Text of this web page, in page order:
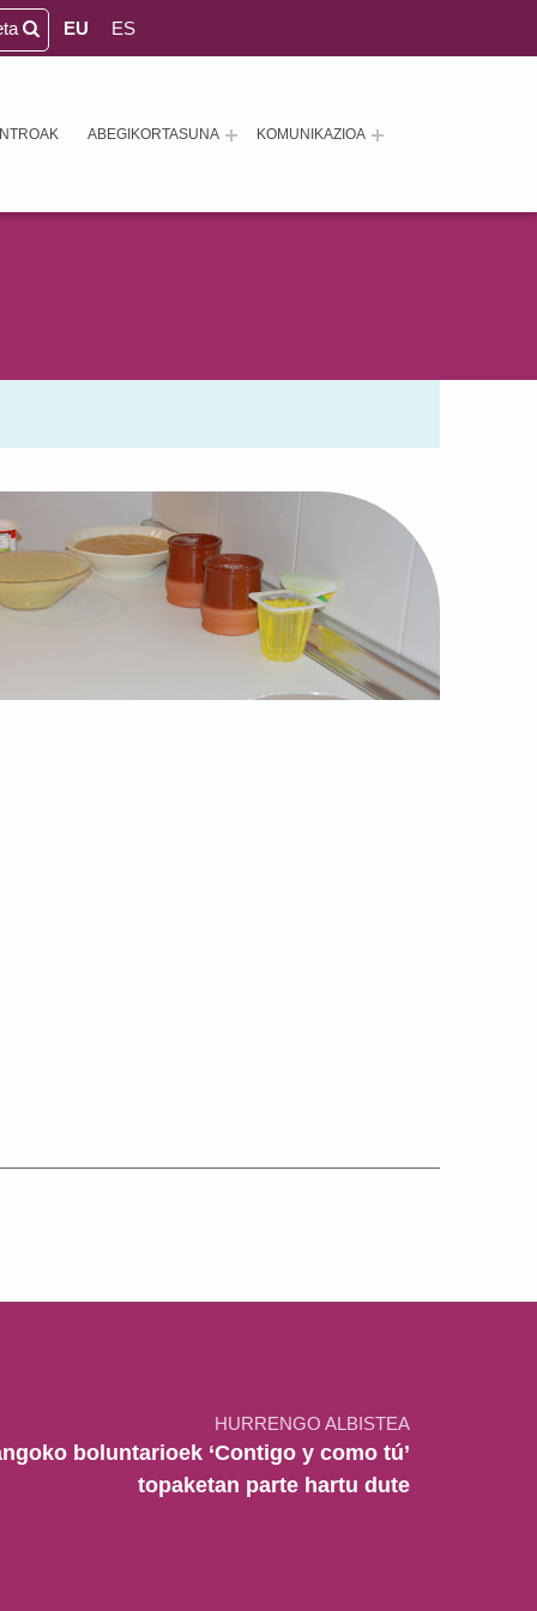
ABEGIKORTASUNA KOMUNIKAZIOA
EU ES
HURRENGO ALBISTEA
boluntarioek ‘Contigo y como tú’
topaketan parte hartu dute